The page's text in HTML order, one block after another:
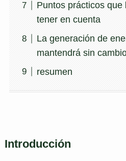
Puntos prácticos
tener en cuenta
La generación de
mantendrá sin
resumen
Introducción